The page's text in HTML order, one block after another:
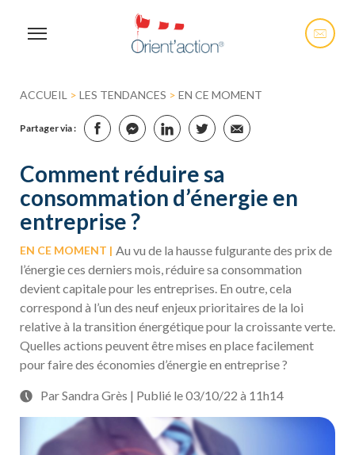
ACCUEIL > LES TENDANCES > EN CE MOMENT
Partager via :
Comment réduire sa
consommation d’énergie en
entreprise ?
EN CE MOMENT
Au vu de la hausse fulgurante des prix de
l’énergie ces derniers mois, réduire sa consommation
devient capitale pour les entreprises. En outre, cela
correspond à l’un des neuf enjeux prioritaires de la loi
relative à la transition énergétique pour la croissante verte.
Quelles actions peuvent être mises en place facilement
pour faire des économies d’énergie en entreprise ?
Par Sandra Grès | Publié le 03/10/22 à 11h14